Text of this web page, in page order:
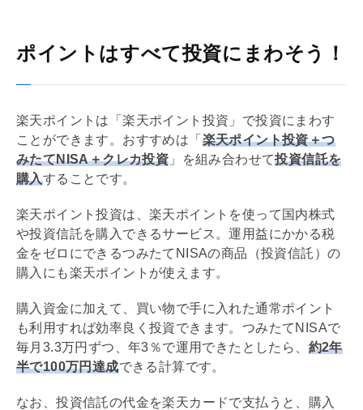
ポイントはすべて投資にまわそう！
楽天ポイントは「楽天ポイント投資」で投資にまわす
ことができます。おすすめは「 楽天ポイント投資＋つ
みたてNISA＋クレカ投資 」を組み合わせて投資信託を
購入することです。
楽天ポイント投資は、楽天ポイントを使って国内株式
や投資信託を購入できるサービス。運用益にかかる税
金をゼロにできるつみたて NISAの商品（投資信託）の
購入にも楽天ポイントが使えます。
購入資金に加えて、買い物で手に入れた通常ポイント
も利用すれば効率良く投資できます。つみたて NISAで
毎月3.3万円ずつ、年3％で運用できたとしたら、 約2年
半で100万円達成できる計算です。
なお、投資信託の代金を楽天カードで支払うと、購入